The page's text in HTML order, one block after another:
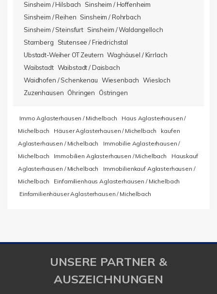
Sinsheim / Hilsbach
Sinsheim / Hoffenheim
Sinsheim / Reihen Sinsheim / Rohrbach
Sinsheim / Steinsfurt Sinsheim / Waldangelloch
Starnberg
Stutensee / Friedrichstal
Ubstadt-Weiher OT Zeutern Waghäusel / Kirrlach
Waibstadt Waibstadt / Daisbach
Waidhofen / Schenkenau Wiesenbach Wiesloch
Zuzenhausen Öhringen Östringen
Immo Aglasterhausen / Michelbach
Haus Aglasterhausen /
Michelbach
Häuser Aglasterhausen / Michelbach
kaufen
Aglasterhausen / Michelbach
Immobilie Aglasterhausen /
Michelbach
Immobilien Aglasterhausen / Michelbach
Hauskauf
Aglasterhausen / Michelbach
Immobilienkauf Aglasterhausen /
Michelbach
Einfamilienhaus Aglasterhausen / Michelbach
Einfamilienhäuser Aglasterhausen / Michelbach
UNSERE PARTNER &
AUSZEICHNUNGEN